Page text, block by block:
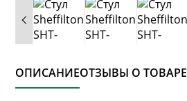
ОПИСАНИЕОТЗЫВЫ О ТОВАРЕ